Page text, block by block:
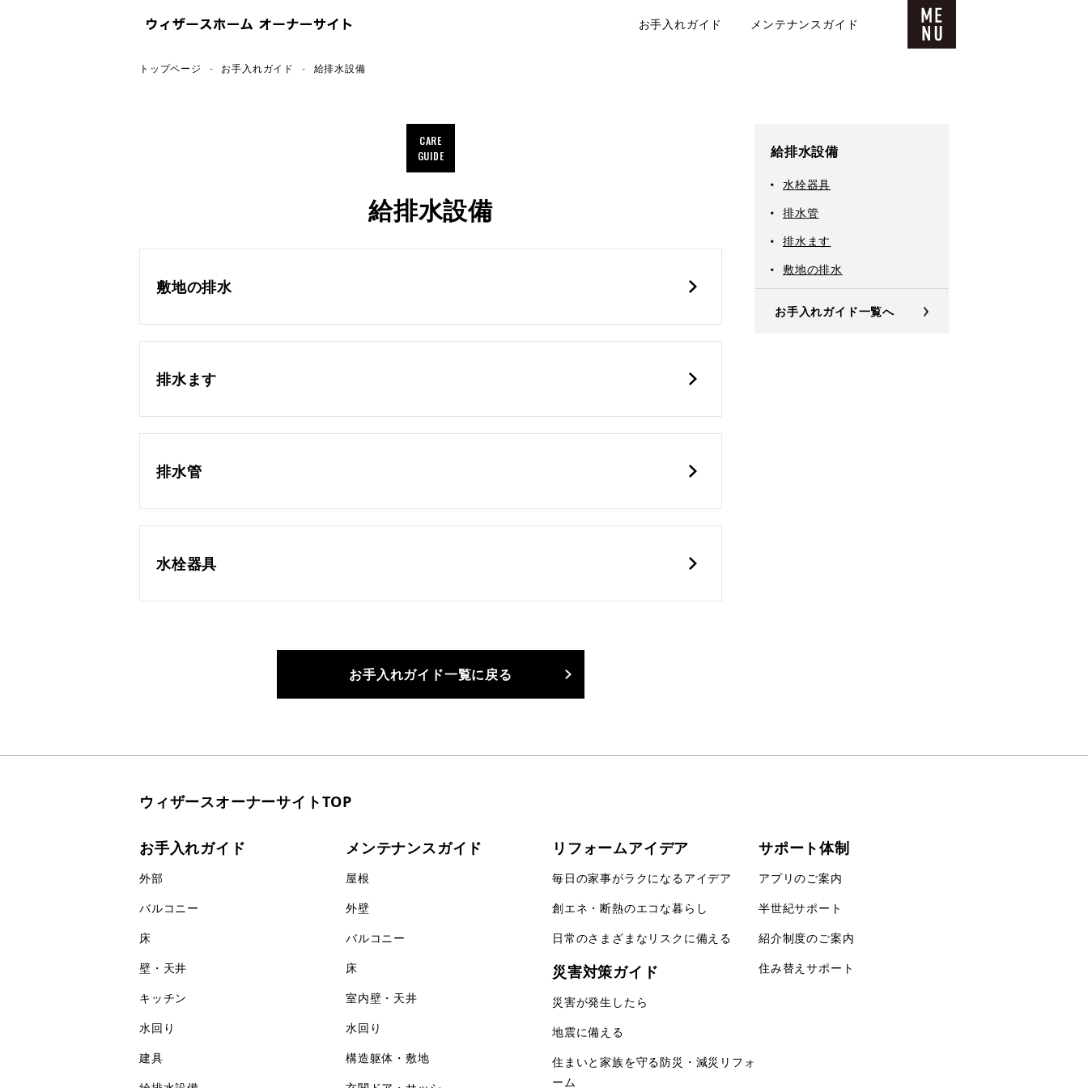
お手入れガイド メンテナンスガイド
トップページ お手入れガイド 給排水設備
CARE
GUIDE
給排水設備
敷地の排水
排水ます
排水管
水栓器具
お手入れガイド一覧に戻る
給排水設備
水栓器具
排水管
排水ます
敷地の排水
お手入れガイド一覧へ
ウィザースオーナーサイトTOP
お手入れガイド
外部
バルコニー
床
壁・天井
キッチン
水回り
建具
メンテナンスガイド
屋根
外壁
バルコニー
床
室内壁・天井
水回り
構造躯体・敷地
リフォームアイデア
毎日の家事がラクになるアイデア
創エネ・断熱のエコな暮らし
日常のさまざまなリスクに備える
災害対策ガイド
災害が発生したら
地震に備える
住まいと家族を守る防災・減災リフォ
ーム
サポート体制
アプリのご案内
半世紀サポート
紹介制度のご案内
住み替えサポート